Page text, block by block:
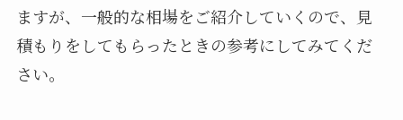
ますが、一般的な相場をご紹介していくので、見
積もりをしてもらったときの参考にしてみてくだ
さい。